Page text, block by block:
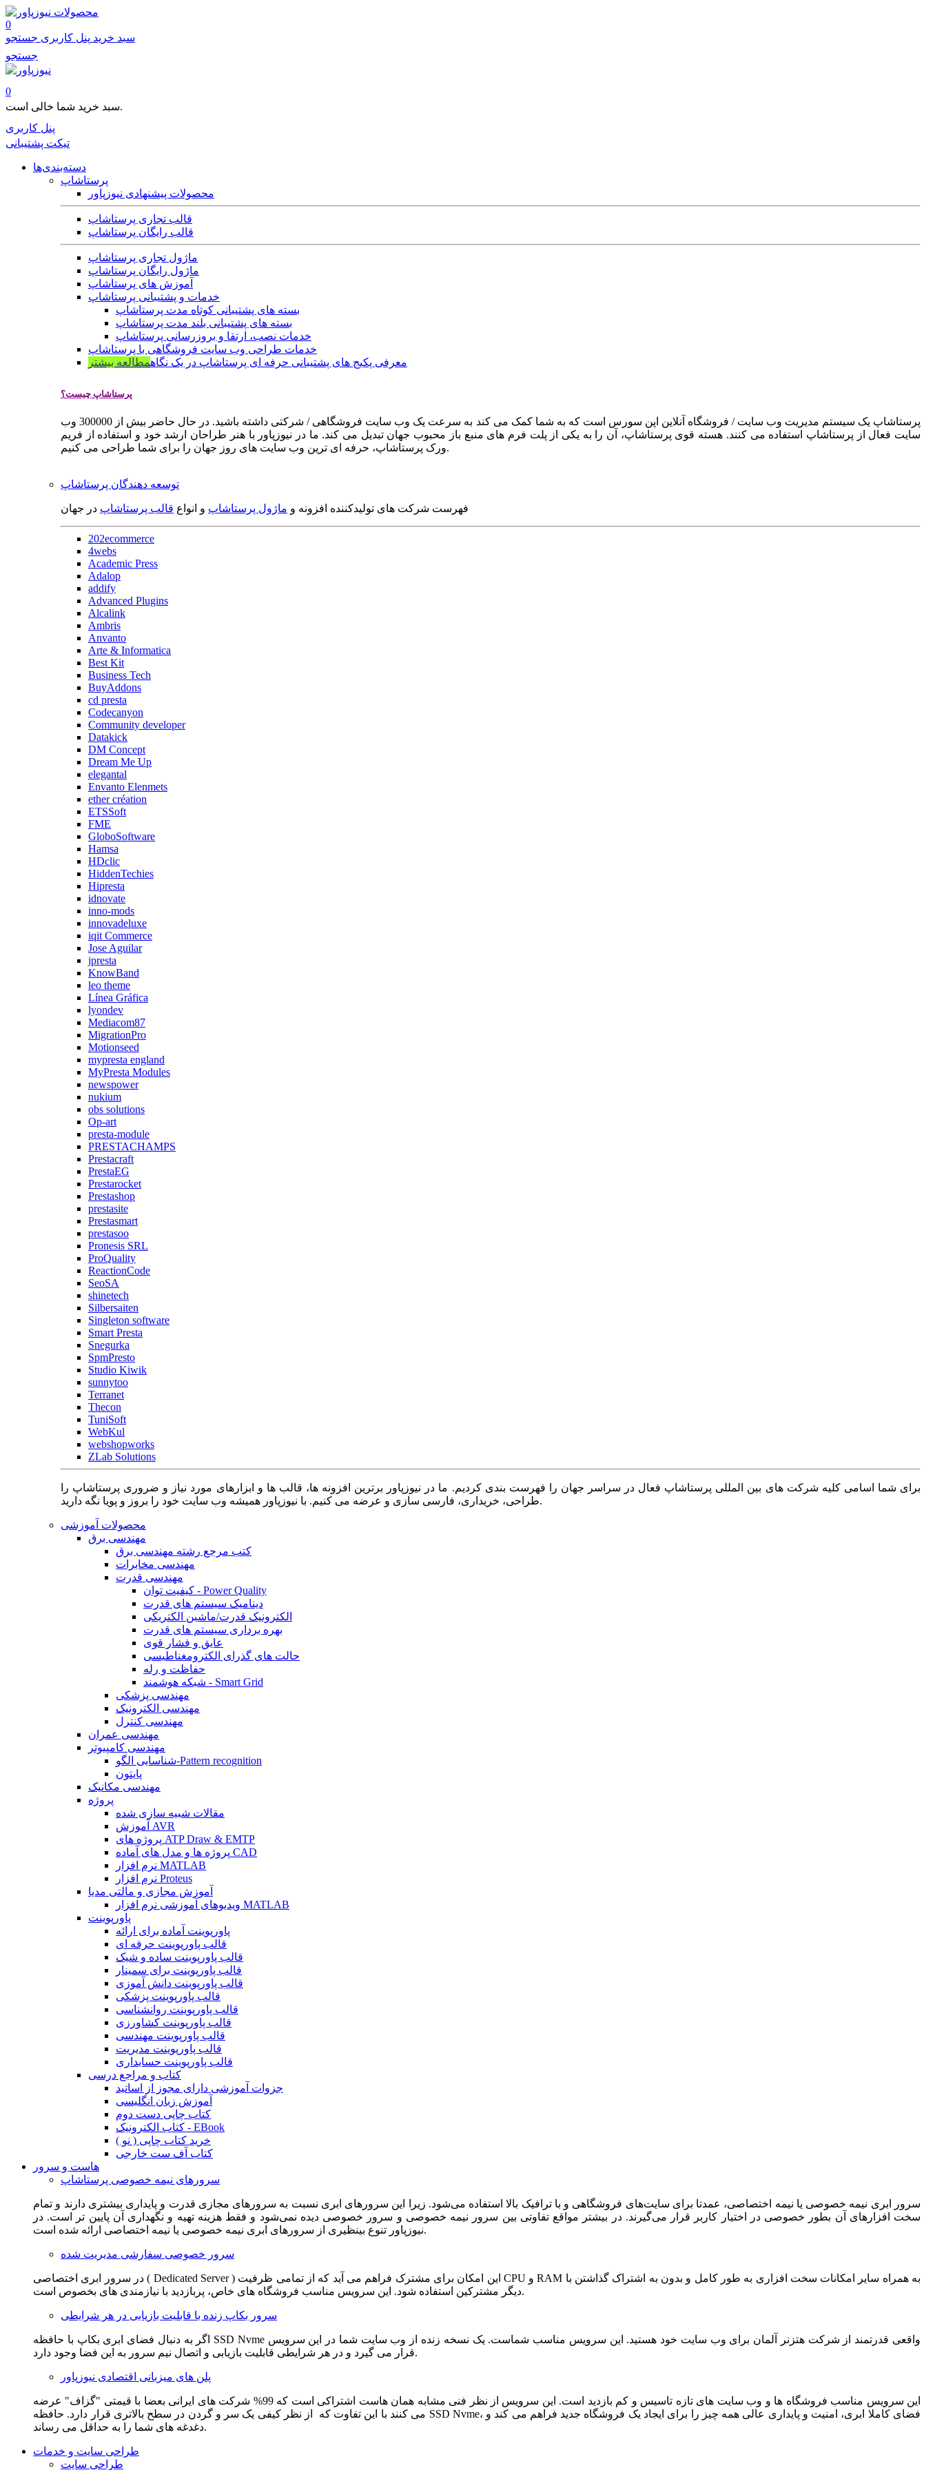
محصولات
0
سبد خرید پنل کاربری جستجو
جستجو
0
سبد خرید شما خالی است.
پنل کاربری
تیکت پشتیبانی
دسته‌بندی‌ها
پرستاشاپ
محصولات پیشنهادی نیوزپاور
قالب تجاری پرستاشاپ
قالب رایگان پرستاشاپ
ماژول تجاری پرستاشاپ
ماژول رایگان پرستاشاپ
آموزش های پرستاشاپ
خدمات و پشتیبانی پرستاشاپ
بسته های پشتیبانی کوتاه مدت پرستاشاپ
بسته های پشتیبانی بلند مدت پرستاشاپ
خدمات نصب، ارتقا و بروزرسانی پرستاشاپ
خدمات طراحی وب سایت فروشگاهی با پرستاشاپ
معرفی پکیج های پشتیبانی حرفه ای پرستاشاپ در یک نگاهمطالعه بیشتر
پرستاشاپ چیست؟
پرستاشاپ یک سیستم مدیریت وب سایت / فروشگاه آنلاین اپن سورس است که به شما کمک می کند به سرعت یک وب سایت فروشگاهی / شرکتی داشته باشید. در حال حاضر بیش از 300000 وب
سایت فعال از پرستاشاپ استفاده می کنند. هسته قوی پرستاشاپ، آن را به یکی از پلت فرم های منبع باز محبوب جهان تبدیل می کند. ما در نیوزپاور با هنر طراحان ارشد خود و استفاده از فریم
ورک پرستاشاپ، حرفه ای ترین وب سایت های روز جهان را برای شما طراحی می کنیم.
توسعه دهندگان پرستاشاپ
فهرست شرکت های تولیدکننده افزونه و ماژول پرستاشاپ و انواع قالب پرستاشاپ در جهان
202ecommerce
4webs
Academic Press
Adalop
addify
Advanced Plugins
Alcalink
Ambris
Anvanto
Arte & Informatica
Best Kit
Business Tech
BuyAddons
cd presta
Codecanyon
Community developer
Datakick
DM Concept
Dream Me Up
elegantal
Envanto Elenmets
ether création
ETSSoft
FME
GloboSoftware
Hamsa
HDclic
HiddenTechies
Hipresta
idnovate
inno-mods
innovadeluxe
iqit Commerce
Jose Aguilar
jpresta
KnowBand
leo theme
Línea Gráfica
lyondev
Mediacom87
MigrationPro
Motionseed
mypresta england
MyPresta Modules
newspower
nukium
obs solutions
Op-art
presta-module
PRESTACHAMPS
Prestacraft
PrestaEG
Prestarocket
Prestashop
prestasite
Prestasmart
prestasoo
Pronesis SRL
ProQuality
ReactionCode
SeoSA
shinetech
Silbersaiten
Singleton software
Smart Presta
Snegurka
SpmPresto
Studio Kiwik
sunnytoo
Terranet
Thecon
TuniSoft
WebKul
webshopworks
ZLab Solutions
برای شما اسامی کلیه شرکت های بین المللی پرستاشاپ فعال در سراسر جهان را فهرست بندی کردیم. ما در نیوزپاور برترین افزونه ها، قالب ها و ابزارهای مورد نیاز و ضروری پرستاشاپ را
طراحی، خریداری، فارسی سازی و عرضه می کنیم. با نیوزپاور همیشه وب سایت خود را بروز و پویا نگه دارید.
محصولات آموزشی
مهندسی برق
کتب مرجع رشته مهندسی برق
مهندسی مخابرات
مهندسی قدرت
کیفیت توان - Power Quality
دینامیک سیستم های قدرت
الکترونیک قدرت/ماشین الکتریکی
بهره برداری سیستم های قدرت
عایق و فشار قوی
حالت های گذرای الکترومغناطیسی
حفاظت و رله
شبکه هوشمند - Smart Grid
مهندسی پزشکی
مهندسی الکترونیک
مهندسی کنترل
مهندسی عمران
مهندسی کامپیوتر
شناسایی الگو-Pattern recognition
پایتون
مهندسی مکانیک
پروژه
مقالات شبیه سازی شده
آموزش AVR
پروژه های ATP Draw & EMTP
پروژه ها و مدل های آماده CAD
نرم افزار MATLAB
نرم افزار Proteus
آموزش مجازی و مالتی مدیا
ویدیوهای آموزشی نرم افزار MATLAB
پاورپوینت
پاورپوینت آماده برای ارائه
قالب پاورپوینت حرفه ای
قالب پاورپوینت ساده و شیک
قالب پاورپوینت برای سمینار
قالب پاورپوینت دانش آموزی
قالب پاورپوینت پزشکی
قالب پاورپوینت روانشناسی
قالب پاورپوینت کشاورزی
قالب پاورپوینت مهندسی
قالب پاورپوینت مدیریت
قالب پاورپوینت حسابداری
کتاب و مراجع درسی
جزوات آموزشی دارای مجوز از اساتید
آموزش زبان انگلیسی
کتاب چاپی دست دوم
کتاب الکترونیک - EBook
خرید کتاب چاپی ( نو )
کتاب آف ست خارجی
هاست و سرور
سرورهای نیمه خصوصی پرستاشاپ
سرور ابری نیمه خصوصی یا نیمه اختصاصی، عمدتا برای سایت‌های فروشگاهی و با ترافیک بالا استفاده می‌شود. زیرا این سرورهای ابری نسبت به سرورهای مجازی قدرت و پایداری بیشتری دارند و تمام
سخت افزارهای آن بطور خصوصی در اختیار کاربر قرار می‌گیرند. در بیشتر مواقع تفاوتی بین سرور نیمه خصوصی و سرور خصوصی دیده نمی‌شود و فقط هزینه تهیه و نگهداری آن پایین تر است. در
نیوزپاور تنوع بینظیری از سرورهای ابری نیمه خصوصی یا نیمه اختصاصی ارائه شده است.
سرور خصوصی سفارشی مدیریت شده
در سرور ابری اختصاصی ( Dedicated Server ) این امکان برای مشترک فراهم می آید که از تمامی ظرفیت CPU و RAM به همراه سایر امکانات سخت افزاری به طور کامل و بدون به اشتراک گذاشتن با
دیگر مشترکین استفاده شود. این سرویس مناسب فروشگاه های خاص، پربازدید با نیازمندی های بخصوص است.
سرور بکاپ زنده با قابلیت بازیابی در هر شرایطی
اگر به دنبال فضای ابری بکاپ با حافظه SSD Nvme واقعی قدرتمند از شرکت هتزنر آلمان برای وب سایت خود هستید. این سرویس مناسب شماست. یک نسخه زنده از وب سایت شما در این سرویس
قرار می گیرد و در هر شرایطی قابلیت بازیابی و اتصال نیم سرور به این فضا وجود دارد.
پلن های میزبانی اقتصادی نیوزپاور
این سرویس مناسب فروشگاه ها و وب سایت های تازه تاسیس و کم بازدید است. این سرویس از نظر فنی مشابه همان هاست اشتراکی است که 99% شرکت های ایرانی بعضا با قیمتی "گزاف" عرضه
می کنند با این تفاوت که از نظر کیفی یک سر و گردن در سطح بالاتری قرار دارد. حافظه SSD Nvme، فضای کاملا ابری، امنیت و پایداری عالی همه چیز را برای ایجاد یک فروشگاه جدید فراهم می کند و
دغدغه های شما را به حداقل می رساند.
طراحی سایت و خدمات
طراحی سایت